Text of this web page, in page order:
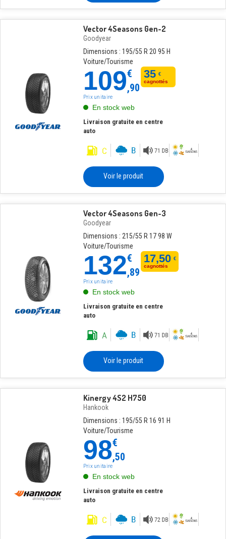
Vector 4Seasons Gen-2
Goodyear
Dimensions : 195/55 R 20 95 H
Voiture/Tourisme
109€
,90
35 €
cagnottés
Prix unitaire
En stock web
Livraison gratuite en centre
auto
Voir le produit
Vector 4Seasons Gen-3
Goodyear
Dimensions : 215/55 R 17 98 W
Voiture/Tourisme
132€
,89
17,50 €
cagnottés
Prix unitaire
En stock web
Livraison gratuite en centre
auto
Voir le produit
Kinergy 4S2 H750
Hankook
Dimensions : 195/55 R 16 91 H
Voiture/Tourisme
98€
,50
Prix unitaire
En stock web
Livraison gratuite en centre
auto